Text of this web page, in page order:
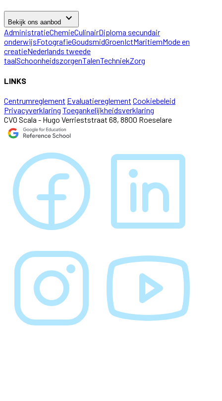
Bekijk ons aanbod keyboard_arrow_down
AdministratieChemieCulinairDiploma secundair
onderwijsFotografieGoudsmidGroenIctMaritiemMode en
creatieNederlands tweede
taalSchoonheidszorgenTalenTechniekZorg
LINKS
Centrumreglement Evaluatiereglement Cookiebeleid
Privacyverklaring Toegankelijkheidsverklaring
CVO Scala - Hugo Verrieststraat 68, 8800 Roeselare